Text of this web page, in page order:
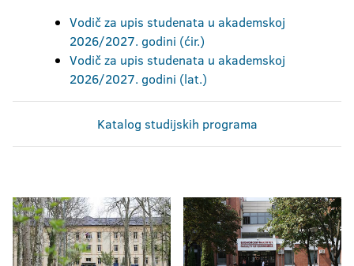
Vodič za upis studenata u akademskoj
2026/2027. godini (ćir.)
Vodič za upis studenata u akademskoj
2026/2027. godini (lat.)
Katalog studijskih programa